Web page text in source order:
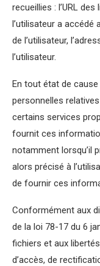
recueillies : l’URL
l’utilisateur a accédé
de l’utilisateur,
l’utilisateur.
En tout état de
personnelles
certains services
fournit ces
notamment lorsqu’il
alors précisé à
de fournir ces
Conformément aux
de la loi 78-17 du 6
fichiers et aux
d’accès, de